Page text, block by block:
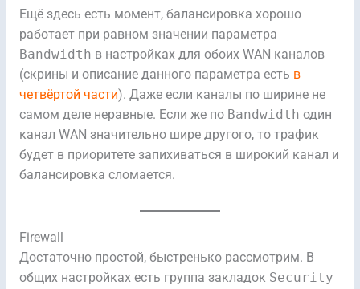
Ещё здесь есть момент, балансировка хорошо
работает при равном значении параметра
Bandwidth в настройках для обоих WAN каналов
(скрины и описание данного параметра есть в
четвёртой части). Даже если каналы по ширине не
самом деле неравные. Если же по Bandwidth один
канал WAN значительно шире другого, то трафик
будет в приоритете запихиваться в широкий канал и
балансировка сломается.
Firewall
Достаточно простой, быстренько рассмотрим. В
общих настройках есть группа закладок Security